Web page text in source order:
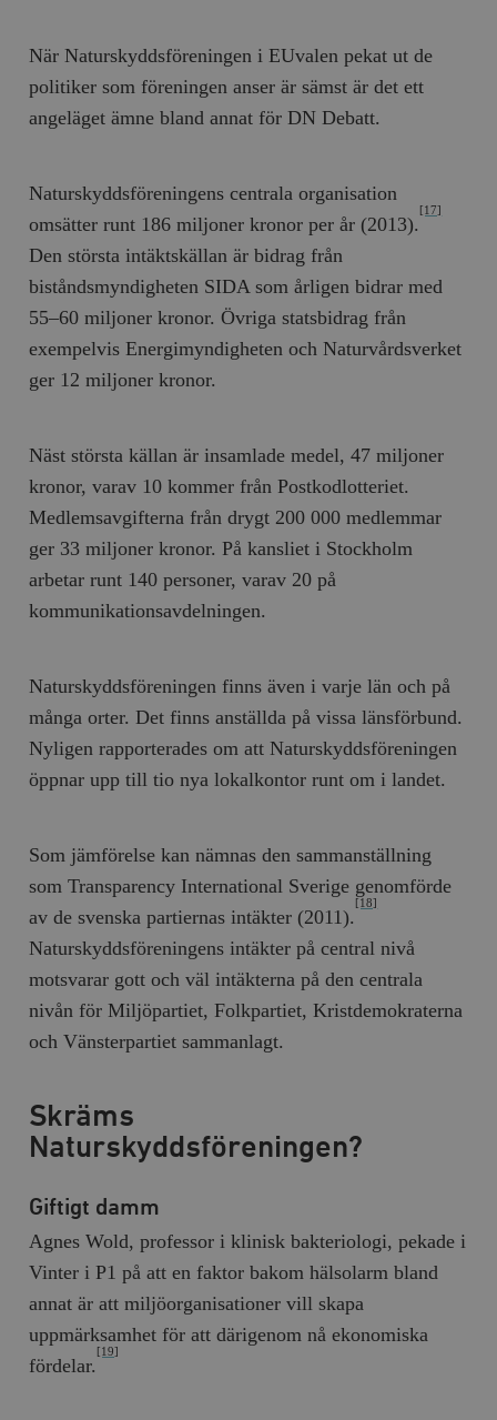
När Naturskyddsföreningen i EU­valen pekat ut de
politiker som föreningen anser är sämst är det ett
angeläget ämne bland annat för DN Debatt.
Naturskyddsföreningens centrala organisation
omsätter runt 186 miljoner kronor per år (2013).
[17]
Den största intäktskällan är bidrag från
biståndsmyndigheten SIDA som årligen bidrar med
55–60 miljoner kronor. Övriga statsbidrag från
exempelvis Energimyndigheten och Naturvårdsverket
ger 12 miljoner kronor.
Näst största källan är insamlade medel, 47 miljoner
kronor, varav 10 kommer från Postkodlotteriet.
Medlemsavgifterna från drygt 200 000 medlemmar
ger 33 miljoner kronor. På kansliet i Stockholm
arbetar runt 140 personer, varav 20 på
kommunikationsavdelningen.
Naturskyddsföreningen finns även i varje län och på
många orter. Det finns anställda på vissa länsförbund.
Nyligen rapporterades om att Naturskyddsföreningen
öppnar upp till tio nya lokalkontor runt om i landet.
Som jämförelse kan nämnas den sammanställning
som Transparency International Sverige genomförde
av de svenska partiernas intäkter (2011).
[18]
Naturskyddsföreningens intäkter på central nivå
motsvarar gott och väl intäkterna på den centrala
nivån för Miljöpartiet, Folkpartiet, Kristdemokraterna
och Vänsterpartiet sammanlagt.
Skräms
Naturskyddsföreningen?
Giftigt damm
Agnes Wold, professor i klinisk bakteriologi, pekade i
Vinter i P1 på att en faktor bakom hälsolarm bland
annat är att miljöorganisationer vill skapa
uppmärksamhet för att därigenom nå ekonomiska
fördelar.
[19]